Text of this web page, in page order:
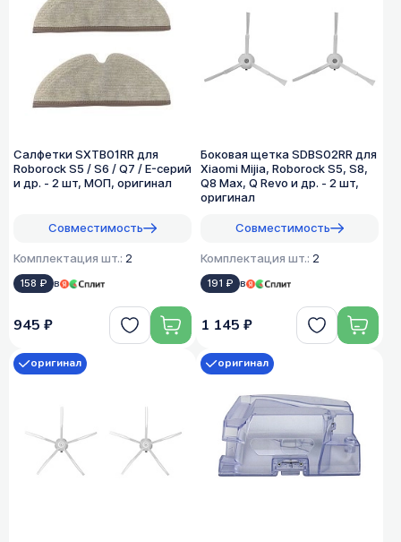
Cалфетки SXTB01RR для
Roborock S5 / S6 / Q7 / E-серий
и др. - 2 шт, МОП, оригинал
Совместимость
Комплектация шт.: 2
158 ₽ в
945 ₽
Боковая щетка SDBS02RR для
Xiaomi Mijia, Roborock S5, S8,
Q8 Max, Q Revo и др. - 2 шт,
оригинал
Совместимость
Комплектация шт.: 2
191 ₽ в
1 145 ₽
оригинал оригинал